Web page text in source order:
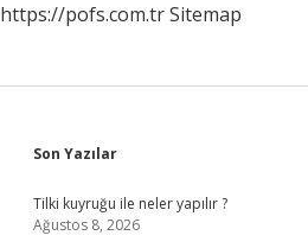
https://pofs.com.trSitemap
Sidebar
Son Yazılar
Tilki kuyruğu ile neler yapılır ?
Ağustos 8, 2026